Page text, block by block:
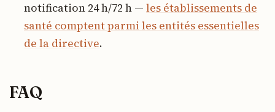
notification 24 h/72 h — les établissements de
santé comptent parmi les entités essentielles
de la directive.
FAQ